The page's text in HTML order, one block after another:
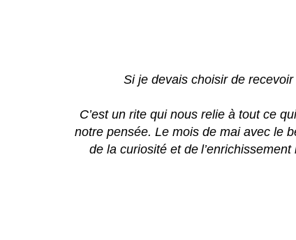
Si je devais choisir de
C’est un rite qui nous relie à tout ce
notre pensée. Le mois de mai avec le
de la curiosité et de